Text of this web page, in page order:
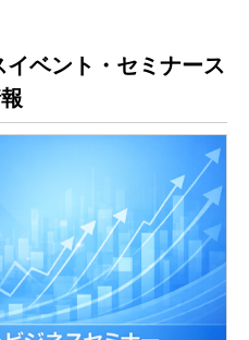
ベント・セミナース